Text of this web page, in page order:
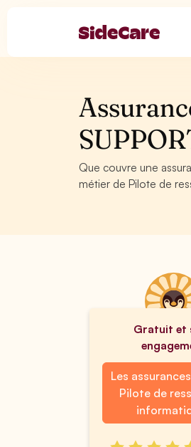
Que couvre une
métier de Pilote de
Gratuit et
Les
Pilote de